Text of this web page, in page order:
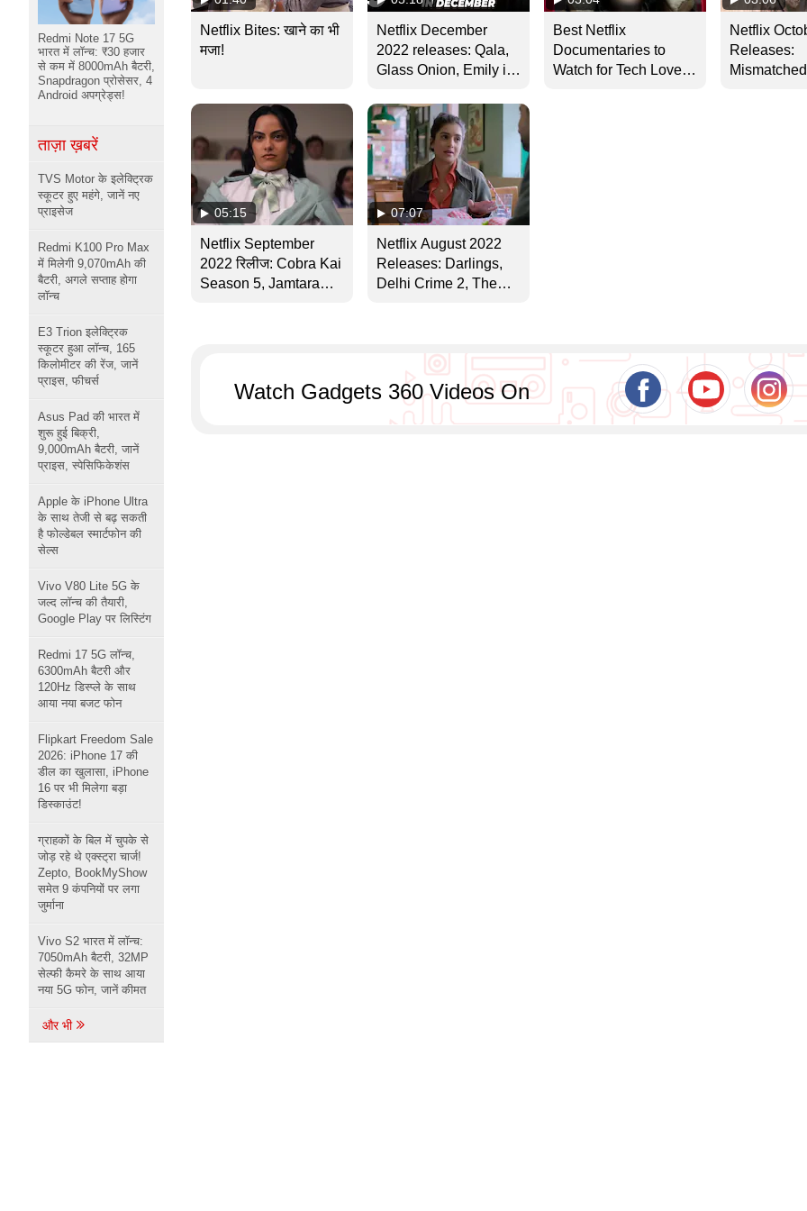
Netflix Bites: खाने का भी
मजा!
Netflix December
2022 releases: Qala,
Glass Onion, Emily in
बहुत कुछ
Best Netflix
Documentaries to
Watch for Tech Lovers:
Netflix
Releases:
05:15
Netflix September
2022 रिलीज: Cobra Kai
Season 5, Jamtara
07:07
Netflix August 2022
Releases: Darlings,
Delhi Crime 2, The
Watch Gadgets 360 Videos On
Redmi Note 17 5G
भारत में लॉन्च: ₹30 हजार
से कम में 8000mAh बैटरी,
Snapdragon प्रोसेसर, 4
Android अपग्रेड्स!
ताज़ा ख़बरें
TVS Motor के इलेक्ट्रिक
स्कूटर हुए महंगे, जानें नए
प्राइसेज
Redmi K100 Pro Max
में मिलेगी 9,070mAh की
बैटरी, अगले सप्ताह होगा
लॉन्च
E3 Trion इलेक्ट्रिक
स्कूटर हुआ लॉन्च, 165
किलोमीटर की रेंज, जानें
प्राइस, फीचर्स
Asus Pad की भारत में
शुरू हुई बिक्री,
9,000mAh बैटरी, जानें
प्राइस, स्पेसिफिकेशंस
Apple के iPhone Ultra
के साथ तेजी से बढ़ सकती
है फोल्डेबल स्मार्टफोन की
सेल्स
Vivo V80 Lite 5G के
जल्द लॉन्च की तैयारी,
Google Play पर लिस्टिंग
Redmi 17 5G लॉन्च,
6300mAh बैटरी और
120Hz डिस्प्ले के साथ
आया नया बजट फोन
Flipkart Freedom Sale
2026: iPhone 17 की
डील का खुलासा, iPhone
16 पर भी मिलेगा बड़ा
डिस्काउंट!
ग्राहकों के बिल में चुपके से
जोड़ रहे थे एक्स्ट्रा चार्ज!
Zepto, BookMyShow
समेत 9 कंपनियों पर लगा
जुर्माना
Vivo S2 भारत में लॉन्च:
7050mAh बैटरी, 32MP
सेल्फी कैमरे के साथ आया
नया 5G फोन, जानें कीमत
और भी